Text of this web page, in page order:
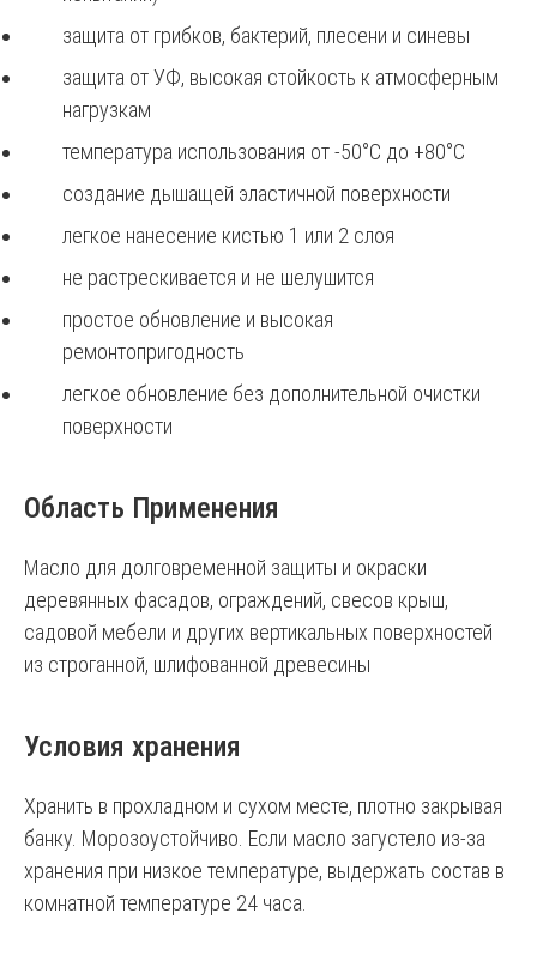
защита от грибков, бактерий, плесени и синевы
защита от УФ, высокая стойкость к атмосферным
нагрузкам
температура использования от -50°С до +80°С
создание дышащей эластичной поверхности
легкое нанесение кистью 1 или 2 слоя
не растрескивается и не шелушится
простое обновление и высокая
ремонтопригодность
легкое обновление без дополнительной очистки
поверхности
Область Применения
Масло для долговременной защиты и окраски
деревянных фасадов, ограждений, свесов крыш,
садовой мебели и других вертикальных поверхностей
из строганной, шлифованной древесины
Условия хранения
Хранить в прохладном и сухом месте, плотно закрывая
банку. Морозоустойчиво. Если масло загустело из-за
хранения при низкое температуре, выдержать состав в
комнатной температуре 24 часа.